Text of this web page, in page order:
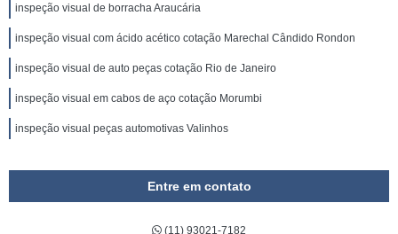
inspeção visual de borracha Araucária
inspeção visual com ácido acético cotação Marechal Cândido Rondon
inspeção visual de auto peças cotação Rio de Janeiro
inspeção visual em cabos de aço cotação Morumbi
inspeção visual peças automotivas Valinhos
Entre em contato
(11) 93021-7182